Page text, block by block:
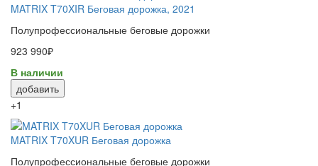
MATRIX T70XIR Беговая дорожка, 2021
Полупрофессиональные беговые дорожки
923 990₽
В наличии
добавить
+1
MATRIX T70XUR Беговая дорожка
Полупрофессиональные беговые дорожки